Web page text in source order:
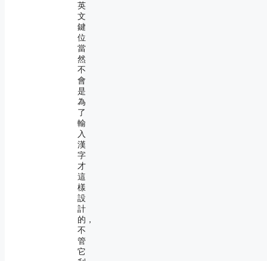
英
文
鍵
位
當
然
不
會
是
為
了
輸
入
漢
字
才
這
樣
設
計
的，
不
管
它